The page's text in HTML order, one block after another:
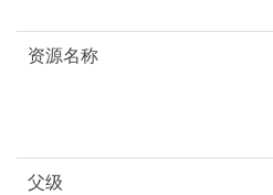
资源名称
父级